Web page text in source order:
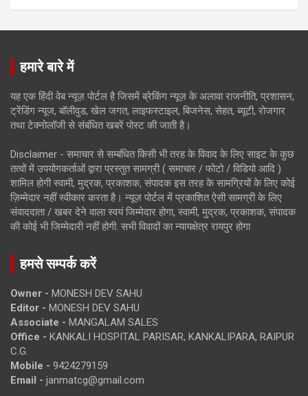
हमारे बारे में
यह एक हिंदी वेब न्यूज़ पोर्टल है जिसमें ब्रेकिंग न्यूज़ के अलावा राजनीति, प्रशासन,
ट्रेंडिंग न्यूज, बॉलीवुड, खेल जगत, लाइफस्टाइल, बिजनेस, सेहत, ब्यूटी, रोजगार
तथा टेक्नोलॉजी से संबंधित खबरें पोस्ट की जाती है।
Disclaimer - समाचार से सम्बंधित किसी भी तरह के विवाद के लिए साइट के कुछ
तत्वों में उपयोगकर्ताओं द्वारा प्रस्तुत सामग्री ( समाचार / फोटो / विडियो आदि )
शामिल होगी स्वामी, मुद्रक, प्रकाशक, संपादक इस तरह के सामग्रियों के लिए कोई
ज़िम्मेदार नहीं स्वीकार करता है। न्यूज़ पोर्टल में प्रकाशित ऐसी सामग्री के लिए
संवाददाता / खबर देने वाला स्वयं जिम्मेदार होगा, स्वामी, मुद्रक, प्रकाशक, संपादक
की कोई भी जिम्मेदारी नहीं होगी. सभी विवादों का न्यायक्षेत्र रायपुर होगा
हमसे सम्पर्क करें
Owner - MONESH DEV SAHU
Editor - MONESH DEV SAHU
Associate - MANGALAM SALES
Office - KANKALI HOSPITAL PARISAR, KANKALIPARA, RAIPUR
C.G.
Mobile - 9424279159
Email - janmatcg@gmail.com